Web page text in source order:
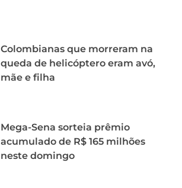
Colombianas que morreram na
queda de helicóptero eram avó,
mãe e filha
Mega-Sena sorteia prêmio
acumulado de R$ 165 milhões
neste domingo